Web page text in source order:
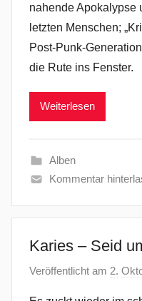
nahende Apokalypse
letzten Menschen;
Post-Punk-
die Rute ins Fenster.
Weiterlesen
Alben
Kommentar
Karies – Seid
Veröffentlicht am 2.